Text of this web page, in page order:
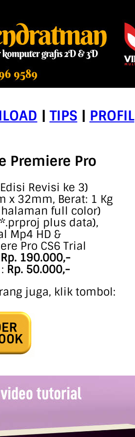
| TIPS | PROFIL
Premiere Pro
Revisi ke 3)
x 32mm, Berat: 1 Kg
full color)
plus data),
Mp4 HD &
Pro CS6 Trial
Rp. 190.000,-
Rp. 50.000,-
juga, klik tombol: